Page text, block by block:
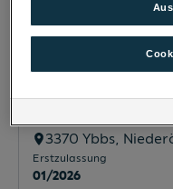
3370 Ybbs,
Erstzulassung
01/2026